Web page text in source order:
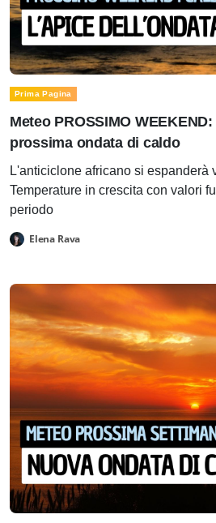
Prima Pagina
Meteo PROSSIMO
prossima ondata di caldo
L'anticiclone africano si espanderà
Temperature in crescita con valori
periodo
Elena Rava